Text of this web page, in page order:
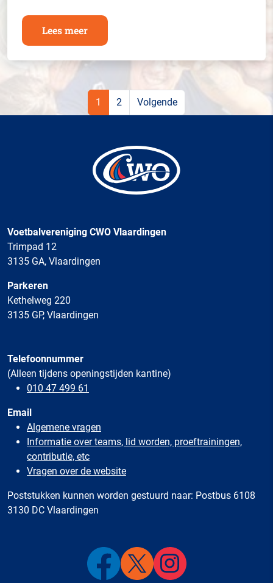
Lees meer
1 2 Volgende
Voetbalvereniging CWO Vlaardingen
Trimpad 12
3135 GA, Vlaardingen
Parkeren
Kethelweg 220
3135 GP, Vlaardingen
Telefoonnummer
(Alleen tijdens openingstijden kantine)
010 47 499 61
Email
Algemene vragen
Informatie over teams, lid worden, proeftrainingen,
contributie, etc
Vragen over de website
Poststukken kunnen worden gestuurd naar: Postbus 6108
3130 DC Vlaardingen